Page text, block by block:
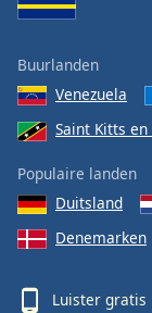
Buurlanden
Venezuela
Saint Kitts en
Populaire landen
Duitsland
Denemarken
Luister gratis